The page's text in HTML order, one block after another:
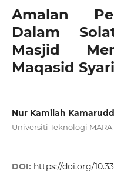
Amalan
Dalam
Masjid
Maqasid
Nur Kamilah
Universiti Teknologi MARA
DOI: https://doi.org/